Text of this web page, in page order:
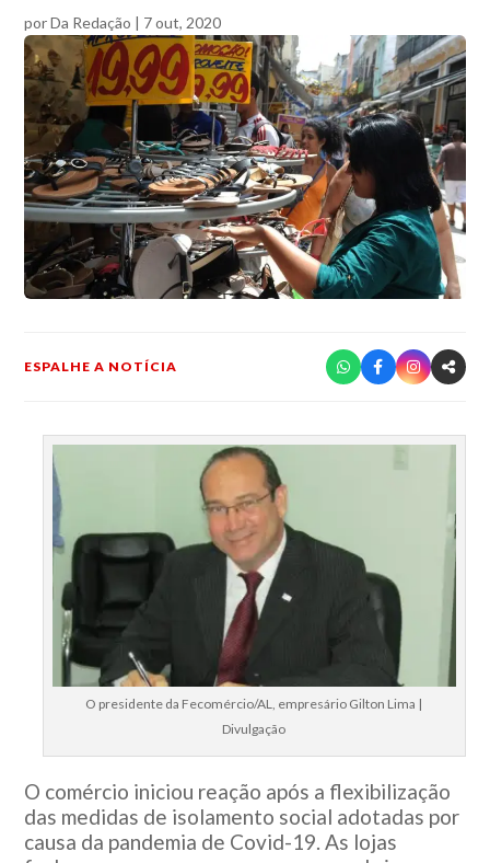
porDa Redação | 7 out, 2020
ESPALHE A NOTÍCIA
O presidente da Fecomércio/AL, empresário Gilton Lima |
Divulgação
O comércio iniciou reação após a flexibilização
das medidas de isolamento social adotadas por
causa da pandemia de Covid-19. As lojas